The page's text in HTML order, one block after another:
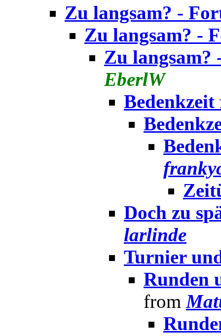
Zu langsam? -
Zu langsam? -
Zu langsam?
EberlW
Doch zu
larlinde
Turnier
Runden
from